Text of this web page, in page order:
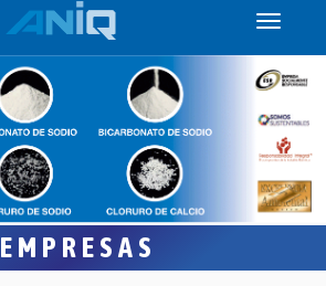
Toggle
EMPRESAS